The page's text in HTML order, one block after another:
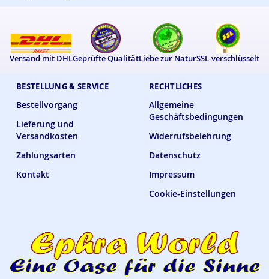
BESTELLUNG & SERVICE
Bestellvorgang
Lieferung und
Versandkosten
Zahlungsarten
Kontakt
RECHTLICHES
Allgemeine
Geschäftsbedingungen
Widerrufsbelehrung
Datenschutz
Impressum
Cookie-Einstellungen
Versand mit DHLGeprüfte QualitätLiebe zur NaturSSL-verschlüsselt